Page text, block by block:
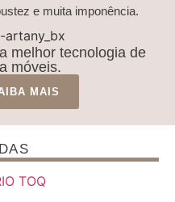
e muita imponência.
melhor tecnologia de
móveis.
MAIS